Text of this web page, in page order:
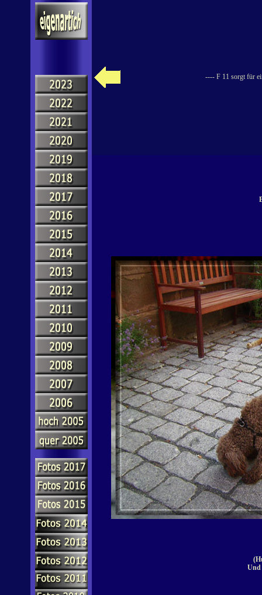
---- F 11 sorgt für
Und